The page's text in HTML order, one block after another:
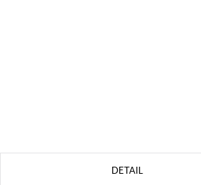
DETAIL